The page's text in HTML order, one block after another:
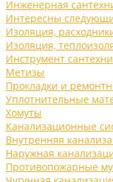
Инженерная
Интересны
Изоляция,
Изоляция,
Инструмент
Метизы
Прокладки и
Уплотнительные
Хомуты
Канализационные
Внутренняя
Наружная
Противопожарные